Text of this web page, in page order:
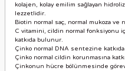
kolajen, kolay emilim sağlayan
lezzetlidir.
Biotin normal saç, normal mukoza ve
C vitamini, cildin normal fonksiyonu
katkıda bulunur.
Çinko normal DNA sentezine
Çinko normal cildin korunmasına
Çinkonun hücre bölünmesinde